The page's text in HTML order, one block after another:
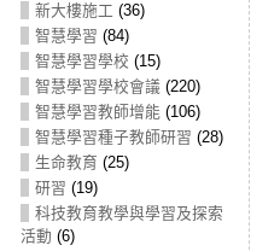
新大樓施工 (36)
智慧學習 (84)
智慧學習學校 (15)
智慧學習學校會議 (220)
智慧學習教師增能(106)
智慧學習種子教師研習 (28)
生命教育 (25)
研習 (19)
科技教育教學與學習及探索
活動 (6)